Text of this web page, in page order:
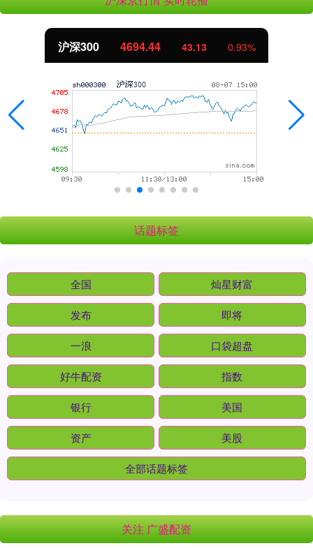
沪深300 4694.44 43.13 0.93%
话题标签
全国 灿星财富
发布 即将
一浪 口袋超盘
好牛配资 指数
银行 美国
资产 美股
全部话题标签
关注 广盛配资